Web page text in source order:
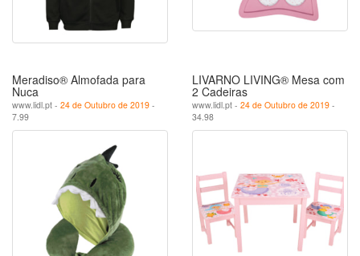
Meradiso® Almofada para
Nuca
www.lidl.pt - 24 de Outubro de 2019 -
7.99
LIVARNO LIVING® Mesa com
2 Cadeiras
www.lidl.pt - 24 de Outubro de 2019 -
34.98